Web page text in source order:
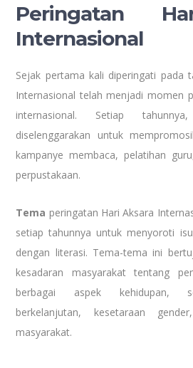
Peringatan
Internasional
Sejak pertama kali diperingati pada
Internasional telah menjadi momen
internasional. Setiap
diselenggarakan untuk
kampanye membaca, pelatihan
perpustakaan.
Tema peringatan Hari Aksara
setiap tahunnya untuk menyoroti
dengan literasi. Tema-tema ini
kesadaran masyarakat tentang
berbagai aspek kehidupan,
berkelanjutan, kesetaraan
masyarakat.